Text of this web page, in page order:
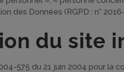
des Données (RGPD : n°
du site
575 du 21 juin 2004 pour la